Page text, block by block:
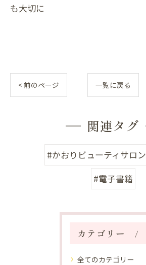
も大切に
< 前のページ 一覧に戻る
関連タグ
#かおりビューティサロン
#電子書籍
カテゴリー
全てのカテゴリー